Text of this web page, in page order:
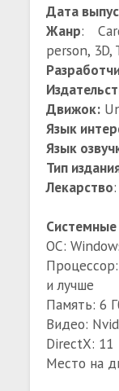
Дата
Жанр:
person, 3D,
Движок:
Язык
Язык
Тип
Лекарство
ОС:
и лучше
Память: 6
Видео:
DirectX: 11
Место на